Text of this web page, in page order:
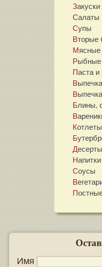
Закуски
Салаты
Супы
Паста
Блины,
Котлеты
Десерты
Напитки
Соусы
Имя